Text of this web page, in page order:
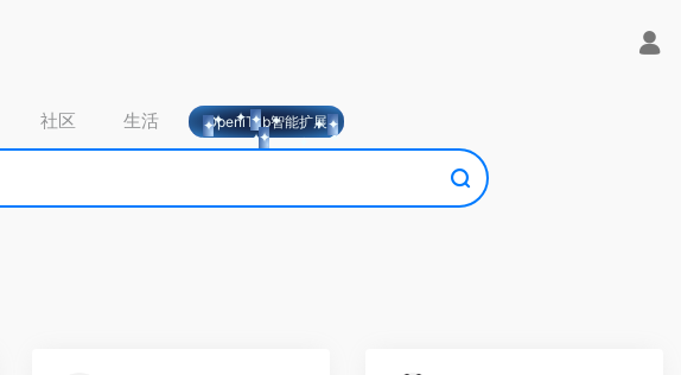
社区 生活 OpeniTab智能扩展